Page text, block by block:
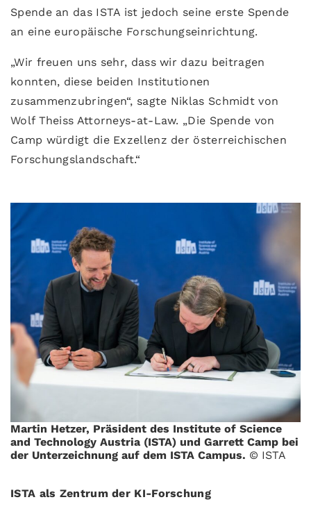
Spende an das ISTA ist jedoch seine erste Spende
an eine europäische Forschungseinrichtung.
„Wir freuen uns sehr, dass wir dazu beitragen
konnten, diese beiden Institutionen
zusammenzubringen“, sagte Niklas Schmidt von
Wolf Theiss Attorneys-at-Law. „Die Spende von
Camp würdigt die Exzellenz der österreichischen
Forschungslandschaft.“
Martin Hetzer, Präsident des Institute of Science
and Technology Austria (ISTA) und Garrett Camp bei
der Unterzeichnung auf dem ISTA Campus. © ISTA
ISTA als Zentrum der KI-Forschung